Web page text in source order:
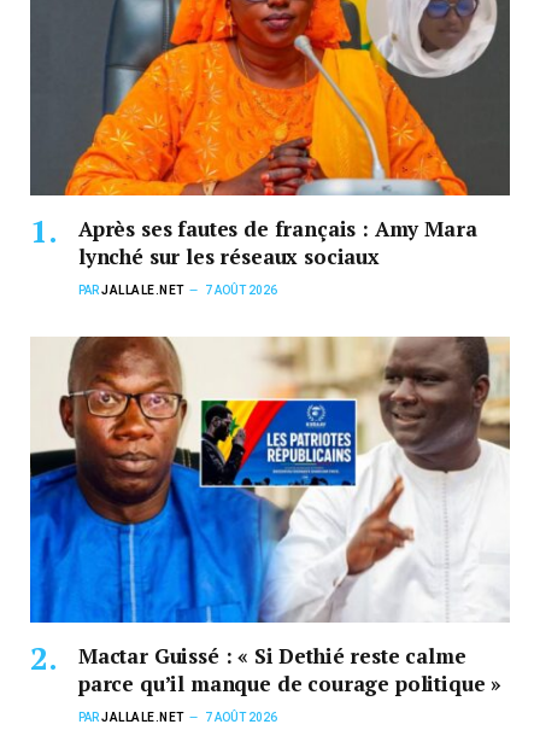
Après ses fautes de français : Amy Mara
lynché sur les réseaux sociaux
PARJALLALE.NET 7 AOÛT 2026
Mactar Guissé : « Si Dethié reste calme
parce qu’il manque de courage politique »
PARJALLALE.NET 7 AOÛT 2026